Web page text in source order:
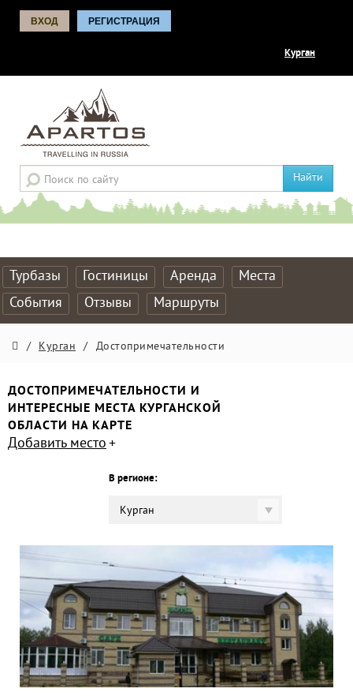
ВХОД РЕГИСТРАЦИЯ
Курган
Найти
Турбазы Гостиницы Аренда
Места
События
Отзывы Маршруты
/ Курган / Достопримечательности
ДОСТОПРИМЕЧАТЕЛЬНОСТИ И
ИНТЕРЕСНЫЕ МЕСТА КУРГАНСКОЙ
ОБЛАСТИ НА КАРТЕ
Добавить место
В регионе:
Курган